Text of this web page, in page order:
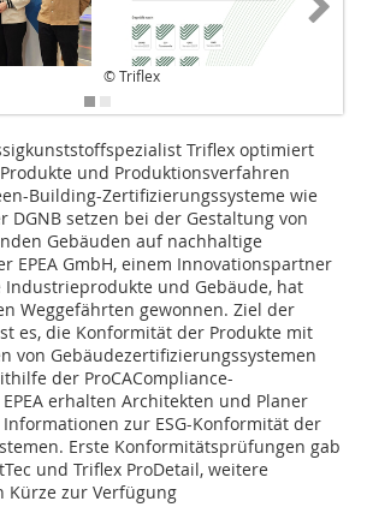
© Triflex
Triflex optimiert
und Produktionsverfahren
Building-Zertifizierungssysteme wie
DGNB setzen bei der Gestaltung von
Gebäuden auf nachhaltige
EPEA GmbH, einem Innovationspartner
und Gebäude, hat
Weggefährten gewonnen. Ziel der
es, die Konformität der Produkte mit
von Gebäudezertifizierungssystemen
der ProCACompliance-
erhalten Architekten und Planer
zur ESG-Konformität der
Erste Konformitätsprüfungen gab
und Triflex ProDetail, weitere
Kürze zur Verfügung